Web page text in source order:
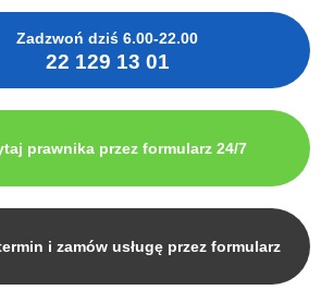
Zadzwoń dziś 6.00-22.00
22 129 13 01
prawnika przez formularz 24/7
i zamów usługę przez formularz